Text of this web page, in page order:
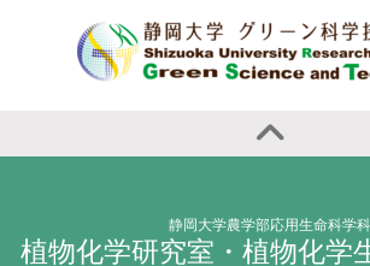
静岡大学農学部応用生命科学科
植物化学研究室・植物化学